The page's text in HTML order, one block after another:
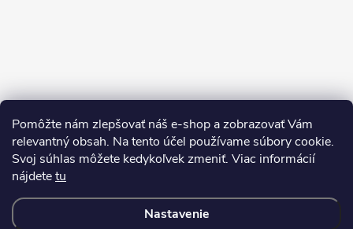
Pomôžte nám zlepšovať náš e-shop a zobrazovať Vám
relevantný obsah. Na tento účel používame súbory cookie.
Svoj súhlas môžete kedykoľvek zmeniť. Viac informácií
nájdetetu
Nastavenie
Sledovať na Instagrame